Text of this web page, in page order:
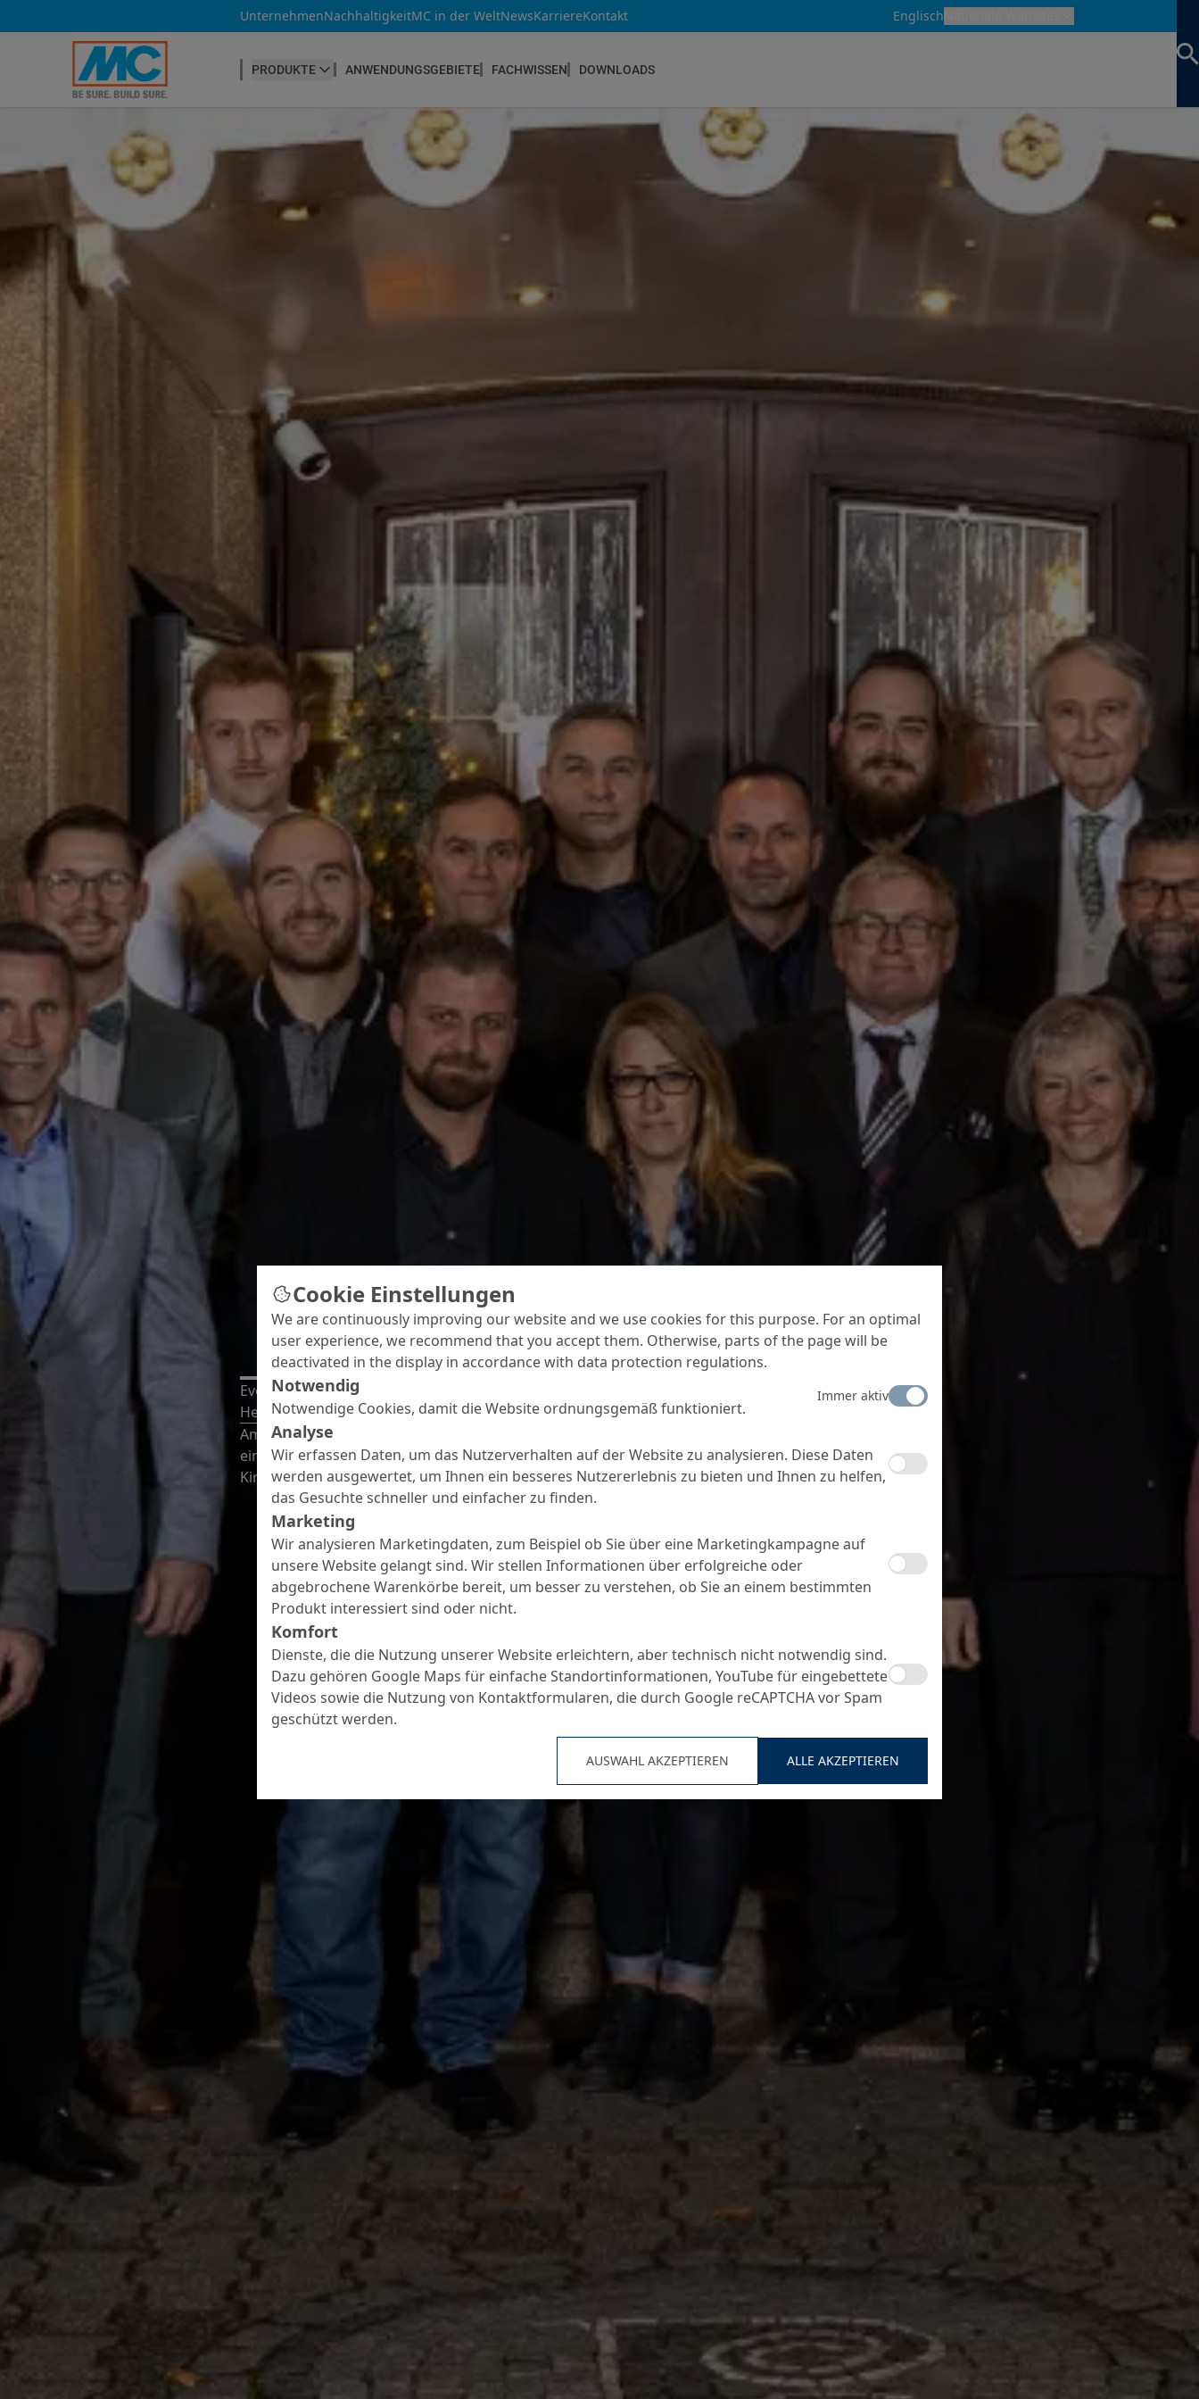
UnternehmenNachhaltigkeitMC in der WeltNewsKarriereKontakt Englisch
PRODUKTE
Produktübersicht
BETONHERSTELLUNG
Betonnachbehandlung
NEUBAU & INSTANDSETZUNG
Altbau & Mauerwerk
Bauwerksabdichtungen
Betonkosmetik
Fugendichtstoffe
ombran - Unterirdische Abwassersysteme
Tunnelsysteme
Vergussbeton & Vergussmörtel
Menü schließen
ANWENDUNGSGEBIETE FACHWISSEN DOWNLOADS
Suche ...
Events
Herzliche Glückwünsche zum Betriebsjubiläum
Am 4. Dezember 2025 wurden die diesjährigen Jubilare im Rahmen
eines festlichen Abendessens im Gasthof Berger in Bottrop-
Kirchhellen geehrt.
Cookie Einstellungen
We are continuously improving our website and we use cookies for this purpose. For an optimal
user experience, we recommend that you accept them. Otherwise, parts of the page will be
deactivated in the display in accordance with data protection regulations.
Notwendig
Notwendige Cookies, damit die Website ordnungsgemäß funktioniert.
Immer aktiv
Analyse
Wir erfassen Daten, um das Nutzerverhalten auf der Website zu analysieren. Diese Daten
werden ausgewertet, um Ihnen ein besseres Nutzererlebnis zu bieten und Ihnen zu helfen,
das Gesuchte schneller und einfacher zu finden.
Marketing
Wir analysieren Marketingdaten, zum Beispiel ob Sie über eine Marketingkampagne auf
unsere Website gelangt sind. Wir stellen Informationen über erfolgreiche oder
abgebrochene Warenkörbe bereit, um besser zu verstehen, ob Sie an einem bestimmten
Produkt interessiert sind oder nicht.
Komfort
Dienste, die die Nutzung unserer Website erleichtern, aber technisch nicht notwendig sind.
Dazu gehören Google Maps für einfache Standortinformationen, YouTube für eingebettete
Videos sowie die Nutzung von Kontaktformularen, die durch Google reCAPTCHA vor Spam
geschützt werden.
AUSWAHL AKZEPTIEREN ALLE AKZEPTIEREN